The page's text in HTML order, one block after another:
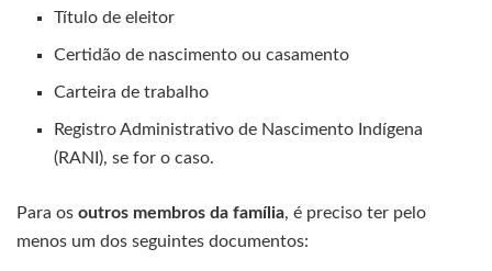
Título de eleitor
Certidão de nascimento ou casamento
Carteira de trabalho
Registro Administrativo de Nascimento Indígena
(RANI), se for o caso.
Para os outros membros da família, é preciso ter pelo
menos um dos seguintes documentos: